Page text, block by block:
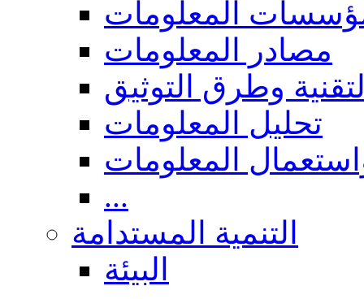
المعلومات
مصادر المعلومات
وطرق التوثيق
تحليل المعلومات
المعلومات
...
التنمية المستدامة
البيئة